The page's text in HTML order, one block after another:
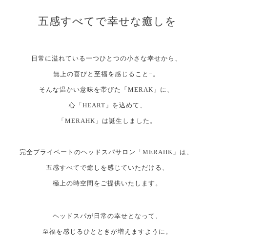
五感すべてで幸せな癒しを
日常に溢れている一つひとつの小さな幸せから、
無上の喜びと至福を感じること−。
そんな温かい意味を帯びた「MERAK」に、
心「HEART」を込めて、
「MERAHK」は誕生しました。
完全プライベートのヘッドスパサロン「MERAHK」は、
五感すべてで癒しを感じていただける、
極上の時空間をご提供いたします。
ヘッドスパが日常の幸せとなって、
至福を感じるひとときが増えますように。